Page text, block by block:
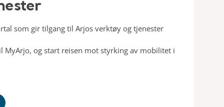
som gir tilgang til Arjos verktøy og tjenester
MyArjo, og start reisen mot styrking av mobilitet i